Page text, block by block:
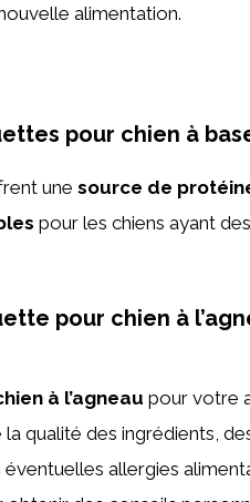
alimentation.
pour chien à
une source de
pour les chiens ayant
pour chien à
à l’agneau pour votre
qualité des ingrédients,
allergies